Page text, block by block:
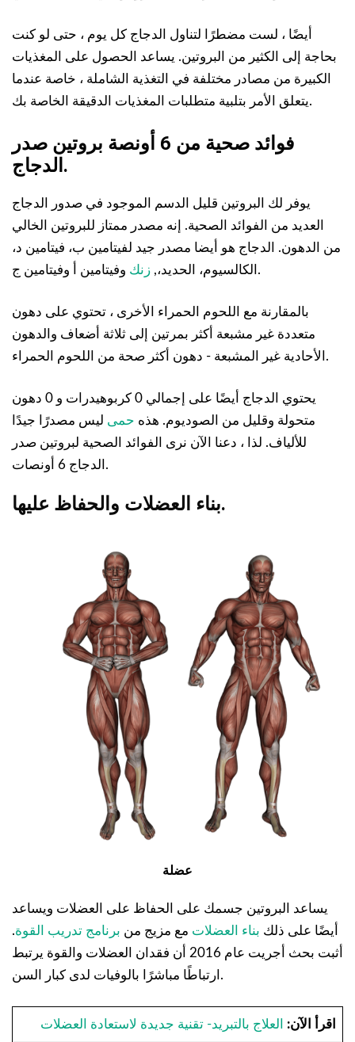
أيضًا ، لست مضطرًا لتناول الدجاج كل يوم ، حتى لو كنت
بحاجة إلى الكثير من البروتين. يساعد الحصول على المغذيات
الكبيرة من مصادر مختلفة في التغذية الشاملة ، خاصة عندما
يتعلق الأمر بتلبية متطلبات المغذيات الدقيقة الخاصة بك.
فوائد صحية من 6 أونصة بروتين صدر
الدجاج.
يوفر لك البروتين قليل الدسم الموجود في صدور الدجاج
العديد من الفوائد الصحية. إنه مصدر ممتاز للبروتين الخالي
من الدهون. الدجاج هو أيضا مصدر جيد لفيتامين ب، فيتامين د،
الكالسيوم، الحديد،, زنك وفيتامين أ وفيتامين ج.
بالمقارنة مع اللحوم الحمراء الأخرى ، تحتوي على دهون
متعددة غير مشبعة أكثر بمرتين إلى ثلاثة أضعاف والدهون
الأحادية غير المشبعة - دهون أكثر صحة من اللحوم الحمراء.
يحتوي الدجاج أيضًا على إجمالي 0 كربوهيدرات و 0 دهون
متحولة وقليل من الصوديوم. هذه حمى ليس مصدرًا جيدًا
للألياف. لذا ، دعنا الآن نرى الفوائد الصحية لبروتين صدر
الدجاج 6 أونصات.
بناء العضلات والحفاظ عليها.
عضلة
يساعد البروتين جسمك على الحفاظ على العضلات ويساعد
أيضًا على ذلك بناء العضلات مع مزيج من برنامج تدريب القوة.
أثبت بحث أجريت عام 2016 أن فقدان العضلات والقوة يرتبط
ارتباطًا مباشرًا بالوفيات لدى كبار السن.
اقرأ الآن: العلاج بالتبريد- تقنية جديدة لاستعادة العضلات